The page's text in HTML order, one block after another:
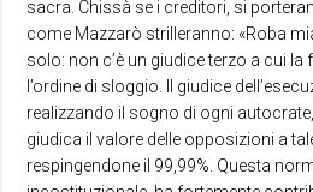
sacra. Chissà se i creditori, si
come Mazzarò strilleranno: «Roba
solo: non c’è un giudice terzo a cui
l’ordine di sloggio. Il giudice
realizzando il sogno di ogni
giudica il valore delle opposizioni a
respingendone il 99,99%. Questa